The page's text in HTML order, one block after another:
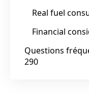
Real fuel
Financial
Questions
290